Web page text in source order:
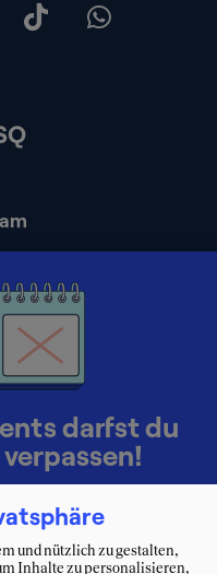
und nützlich zu gestalten,
Inhalte zu personalisieren,
darfst du
persönlich
deinen Weg ins